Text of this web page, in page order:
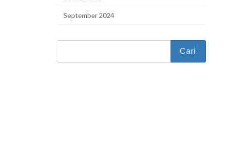
September 2024
Cari